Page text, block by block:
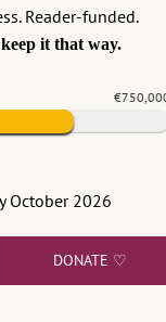
of the
4.0
Reader-funded.
it that way.
October 2026
DONATE ♡